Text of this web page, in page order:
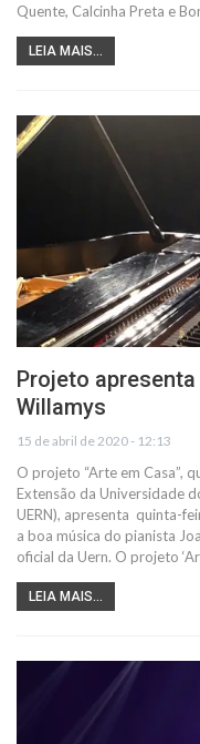
Quente, Calcinha Preta e
LEIA MAIS...
Projeto
Willamys
15 de abril de 2020 - 12:13
O projeto “Arte em Casa”,
Extensão da Universidade
UERN), apresenta quinta-
a boa música do pianista
oficial da Uern. O projeto
LEIA MAIS...